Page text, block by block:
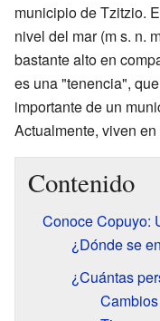
municipio de Tzitzio.
nivel del mar (m s. n.
bastante alto en
es una "tenencia",
importante de un
Actualmente, viven
Contenido
Conoce Copuyo:
¿Dónde se
¿Cuántas